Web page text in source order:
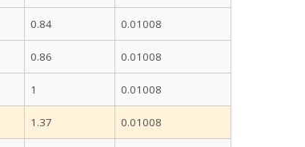
0.84 0.01008
0.86 0.01008
1 0.01008
1.37 0.01008